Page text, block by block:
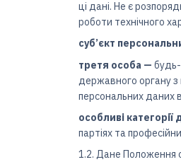
ці дані. Не є
роботи технічного
суб’єкт
третя особа —
державного органу з
персональних даних
особливі категорії
партіях та
1.2. Дане Положення